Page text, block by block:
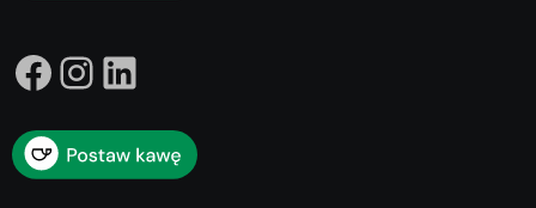
Facebook
Instagram
LinkedIn